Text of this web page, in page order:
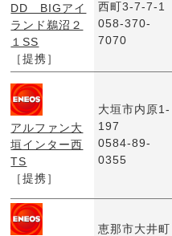
DD BIGアイ
ランド鵜沼２
１SS
［提携］
西町3-7-7-1
058-370-
7070
アルファン大
垣インター西
TS
［提携］
大垣市内原1-
197
0584-89-
0355
恵那市大井町